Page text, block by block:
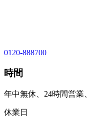
0120-888700
時間
年中無休、24時間営業
休業日